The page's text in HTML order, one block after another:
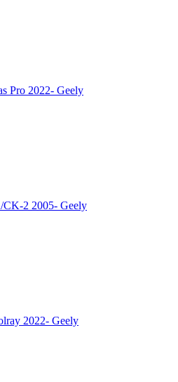
Pro 2022- Geely
CK-2 2005- Geely
2022- Geely